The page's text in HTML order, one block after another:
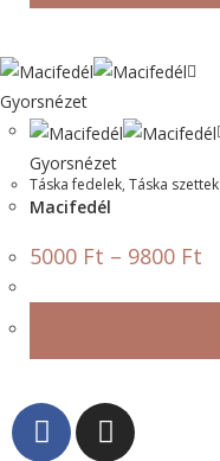
Gyorsnézet
Gyorsnézet
Táska fedelek, Táska szettek
Macifedél
5000 Ft – 9800 Ft